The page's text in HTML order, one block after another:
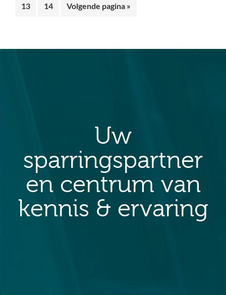
zijn
Pagina
13 Pagina
14
Ga
Volgende pagina »
Uw
sparringspartner
en centrum van
kennis & ervaring